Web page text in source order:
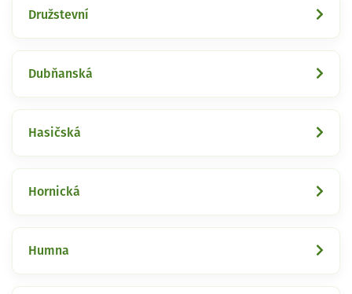
Družstevní
Dubňanská
Hasičská
Hornická
Humna